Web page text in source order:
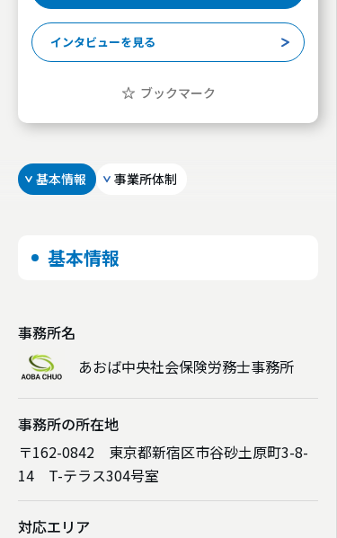
インタビューを見る
ブックマーク
基本情報 事業所体制
基本情報
事務所名
あおば中央社会保険労務士事務所
事務所の所在地
〒162-0842 東京都新宿区市谷砂土原町3-8-
14 T-テラス304号室
対応エリア